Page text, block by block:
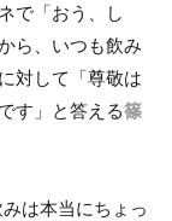
で「おう、し
ら、いつも飲み
対して「尊敬は
す」と答える篠
は本当にちょっ